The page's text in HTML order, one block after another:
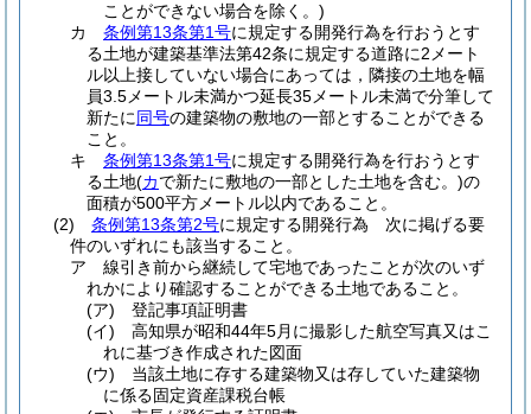
ことができない場合を除く。)
カ
条例第13条第1号に規定する開発行為を行おうとす
る土地が建築基準法第42条に規定する道路に2メート
ル以上接していない場合にあっては，隣接の土地を幅
員3.5メートル未満かつ延長35メートル未満で分筆して
新たに同号の建築物の敷地の一部とすることができる
こと。
キ
条例第13条第1号に規定する開発行為を行おうとす
る土地(カで新たに敷地の一部とした土地を含む。)の
面積が500平方メートル以内であること。
(2)
条例第13条第2号に規定する開発行為 次に掲げる要
件のいずれにも該当すること。
ア
線引き前から継続して宅地であったことが次のいず
れかにより確認することができる土地であること。
(ア)
登記事項証明書
(イ)
高知県が昭和44年5月に撮影した航空写真又はこ
れに基づき作成された図面
(ウ)
当該土地に存する建築物又は存していた建築物
に係る固定資産課税台帳